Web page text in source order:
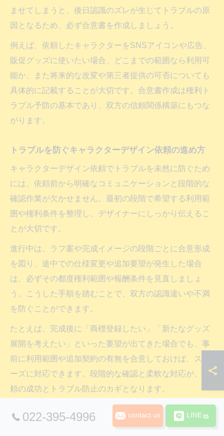
ませてしまうと、後日認識のズレが生じてトラブルの原
因となるため、必ず合意書を作成しましょう。
例えば、依頼したキャラクターをSNSアイコンや広告、
販促グッズに使いたい場合、どこまでの範囲なら利用可
能か、また将来的な改変や第三者提供の可否についても
具体的に記載することが大切です。合意書作成は権利ト
ラブル予防の基本であり、双方の信頼関係構築にもつな
がります。
トラブルを防ぐキャラクターデザイン依頼の進め方
キャラクターデザイン依頼でトラブルを未然に防ぐため
には、依頼前から明確なコミュニケーションと段階的な
確認作業が欠かせません。最初の段階で希望する利用範
囲や権利条件を整理し、デザイナーにしっかり伝えるこ
とが大切です。
進行中は、ラフ案や完成イメージの段階ごとに合意形成
を図り、途中での仕様変更や追加要望が発生した場合
は、必ずその都度権利範囲や報酬条件を見直しましょ
う。こうした手順を踏むことで、双方の認識違いや不満
を防ぐことができます。
たとえば、完成後に「商標登録したい」「新たなグッズ
展開を考えたい」といった要望が出てきた場合でも、事
前に利用範囲や追加契約の有無を合意しておけば、スム
ーズに対応できます。段階的な確認と柔軟な対応が、依
頼の成功とトラブル防止のカギとなります。
権利帰属の曖昧さがもたらす依頼後のリスクと対処法
022-395-4996 contact us LINE